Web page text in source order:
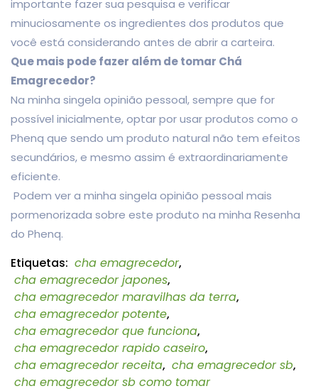
importante fazer sua pesquisa e verificar
minuciosamente os ingredientes dos produtos que
você está considerando antes de abrir a carteira.
Que mais pode fazer além de tomar Chá
Emagrecedor?
Na minha singela opinião pessoal, sempre que for
possível inicialmente, optar por usar produtos como o
Phenq que sendo um produto natural não tem efeitos
secundários, e mesmo assim é extraordinariamente
eficiente.
Podem ver a minha singela opinião pessoal mais
pormenorizada sobre este produto na minha Resenha
do Phenq.
Etiquetas: cha emagrecedor,
cha emagrecedor japones,
cha emagrecedor maravilhas da terra,
cha emagrecedor potente,
cha emagrecedor que funciona,
cha emagrecedor rapido caseiro,
cha emagrecedor receita, cha emagrecedor sb,
cha emagrecedor sb como tomar